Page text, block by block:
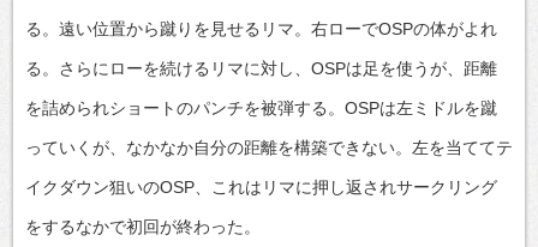
る。遠い位置から蹴りを見せるリマ。右ローでOSPの体がよれ
る。さらにローを続けるリマに対し、OSPは足を使うが、距離
を詰められショートのパンチを被弾する。OSPは左ミドルを蹴
っていくが、なかなか自分の距離を構築できない。左を当ててテ
イクダウン狙いのOSP、これはリマに押し返されサークリング
をするなかで初回が終わった。